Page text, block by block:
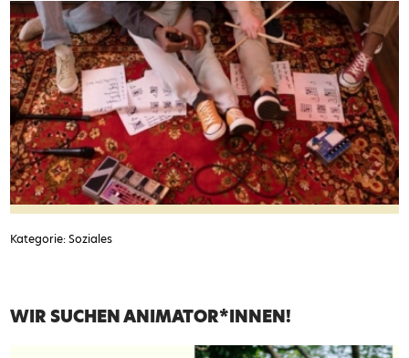
Kategorie: Soziales
WIR SUCHEN ANIMATOR*INNEN!